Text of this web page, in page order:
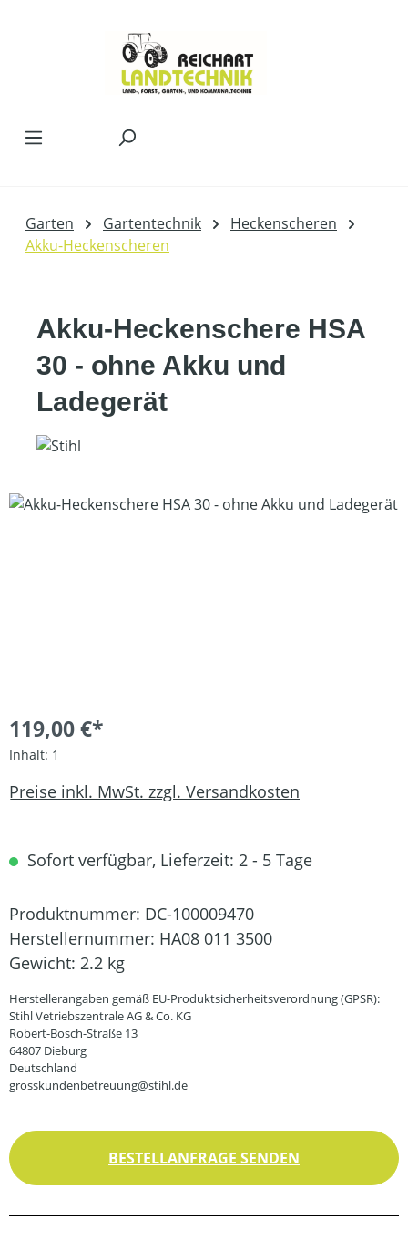
Garten Gartentechnik
Heckenscheren
Akku-Heckenscheren
Akku-Heckenschere HSA
30 - ohne Akku und
Ladegerät
Bildergalerie überspringen
119,00 €*
Inhalt: 1
Preise inkl. MwSt. zzgl. Versandkosten
Sofort verfügbar, Lieferzeit: 2 - 5 Tage
Produktnummer: DC-100009470
Herstellernummer: HA08 011 3500
Gewicht: 2.2 kg
Herstellerangaben gemäß EU-Produktsicherheitsverordnung (GPSR):
Stihl Vetriebszentrale AG & Co. KG
Robert-Bosch-Straße 13
64807 Dieburg
Deutschland
grosskundenbetreuung@stihl.de
BESTELLANFRAGE SENDEN